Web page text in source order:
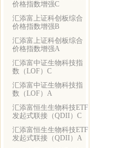
价格指数增强C
汇添富上证科创板综合
价格指数增强B
汇添富上证科创板综合
价格指数增强A
汇添富中证生物科技指
数（LOF）C
汇添富中证生物科技指
数（LOF）A
汇添富恒生生物科技ETF
发起式联接（QDII）C
汇添富恒生生物科技ETF
发起式联接（QDII）A